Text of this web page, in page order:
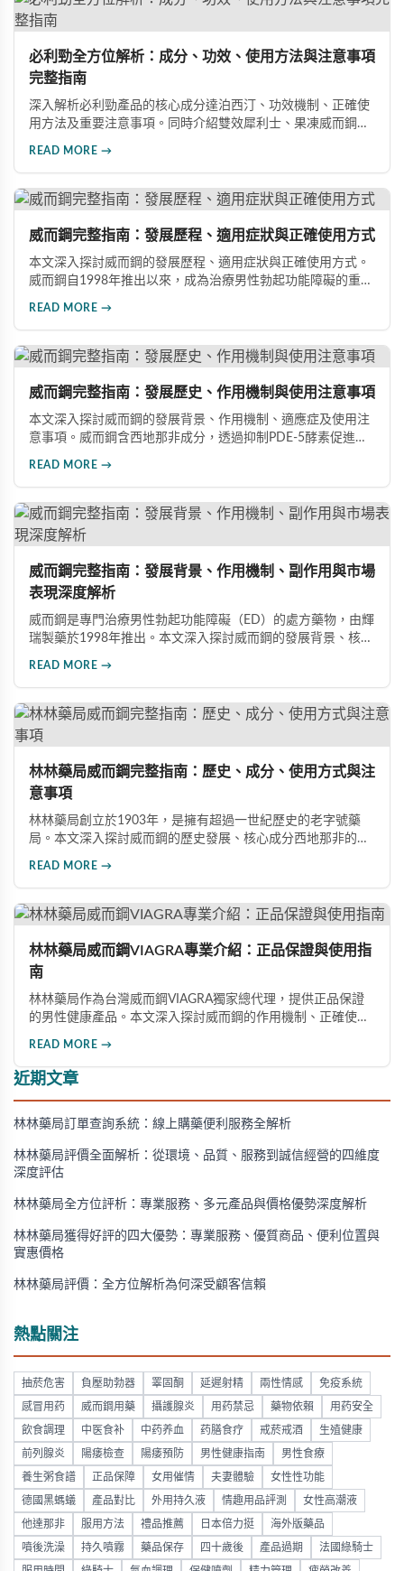
必利勁全方位解析：成分、功效、使用方法與注意事項
完整指南
深入解析必利勁產品的核心成分達泊西汀、功效機制、正確使
用方法及重要注意事項。同時介紹雙效犀利士、果凍威而鋼雙
READ MORE →
威而鋼完整指南：發展歷程、適用症狀與正確使用方式
本文深入探討威而鋼的發展歷程、適用症狀與正確使用方式。
威而鋼自1998年推出以來，成為治療男性勃起功能障礙的重要
指導下做出明智決定。
READ MORE →
威而鋼完整指南：發展歷史、作用機制與使用注意事項
本文深入探討威而鋼的發展背景、作用機制、適應症及使用注
意事項。威而鋼含西地那非成分，透過抑制PDE-5酵素促進血
READ MORE →
威而鋼完整指南：發展背景、作用機制、副作用與市場
表現深度解析
威而鋼是專門治療男性勃起功能障礙（ED）的處方藥物，由輝
瑞製藥於1998年推出。本文深入探討威而鋼的發展背景、核心
這款革命性藥品。
READ MORE →
林林藥局威而鋼完整指南：歷史、成分、使用方式與注
意事項
林林藥局創立於1903年，是擁有超過一世紀歷史的老字號藥
局。本文深入探討威而鋼的歷史發展、核心成分西地那非的作
全面瞭解並安全使用相關產品。
READ MORE →
林林藥局威而鋼VIAGRA專業介紹：正品保證與使用指
南
林林藥局作為台灣威而鋼VIAGRA獨家總代理，提供正品保證
的男性健康產品。本文深入探討威而鋼的作用機制、正確使用
擇。
READ MORE →
近期文章
林林藥局訂單查詢系統：線上購藥便利服務全解析
林林藥局評價全面解析：從環境、品質、服務到誠信經營的四維度
深度評估
林林藥局全方位評析：專業服務、多元產品與價格優勢深度解析
林林藥局獲得好評的四大優勢：專業服務、優質商品、便利位置與
實惠價格
林林藥局評價：全方位解析為何深受顧客信賴
熱點關注
抽菸危害 負壓助勃器 睪固酮 延遲射精 兩性情感 免疫系統
感冒用药 威而鋼用藥 攝護腺炎 用药禁忌 藥物依賴 用药安全
飲食調理 中医食补 中药养血 药膳食疗 戒菸戒酒 生殖健康
前列腺炎 陽痿檢查 陽痿預防 男性健康指南 男性食療
養生粥食譜 正品保障 女用催情 夫妻體驗 女性性功能
德國黑螞蟻 產品對比 外用持久液 情趣用品評測 女性高潮液
他達那非 服用方法 禮品推薦 日本倍力挺 海外版藥品
噴後洗澡 持久噴霧 藥品保存 四十歲後 產品過期 法國綠騎士